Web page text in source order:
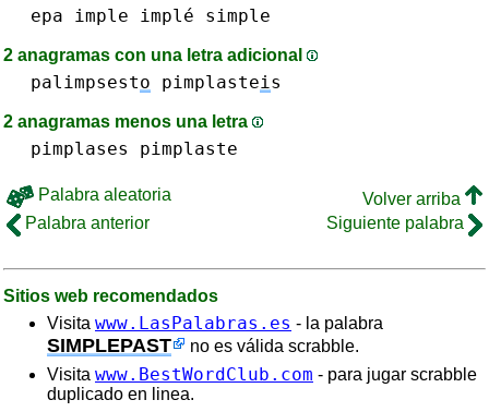
epa imple implé simple
2 anagramas con una letra adicional
palimpsesto pimplasteis
2 anagramas menos una letra
pimplases pimplaste
Palabra aleatoria
Volver arriba
Palabra anterior
Siguiente palabra
Sitios web recomendados
Visita www.LasPalabras.es - la palabra
SIMPLEPAST
no es válida scrabble.
Visita www.BestWordClub.com - para jugar scrabble
duplicado en linea.